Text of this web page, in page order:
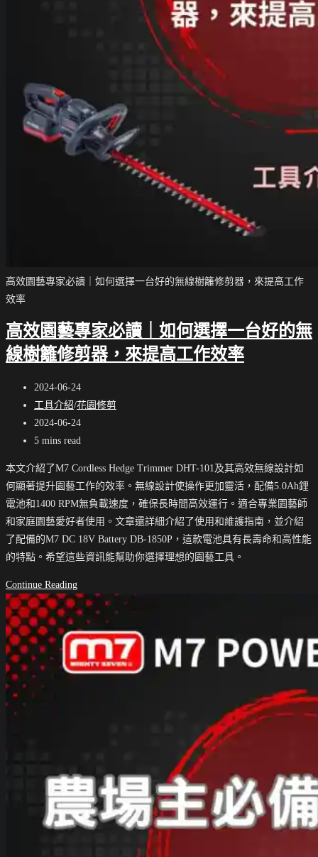
高效園藝專家必讀｜如何選擇一台好的無線樹籬修剪器，來提高工作
效率
高效園藝專家必讀｜如何選擇一台好的無
線樹籬修剪器，來提高工作效率
Post
published:
2024-06-24
Post
category:
工具介紹/花園修剪
Post
last
2024-06-24
Reading
5 mins read
本文介紹了M7 Cordless Hedge Trimmer DHT-101及其高效無線設計如
何顯著提升園藝工作的效率。無線設計使操作更加靈活，配備5.0Ah鋰
電池和1400 RPM無負載速度，確保長時間高效運行。適合專業園藝師
和家庭園藝愛好者使用。文章還詳細介紹了使用和維護指南，並介紹
了配備的M7 DC 18V Battery DB-1850P，這款電池具有長壽命和高性能
的特點。希望這些資訊能幫助你選擇理想的園藝工具。
Continue Reading高
效
園
藝
專
家
選
擇
一
台